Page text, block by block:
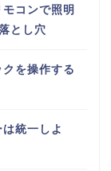
コンで照明
とし穴
を操作する
統一しよ